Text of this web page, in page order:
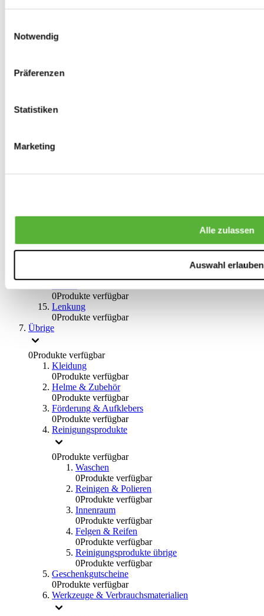
Notwendig
Präferenzen
Statistiken
Marketing
Alle zulassen
Auswahl erlauben
Bremsen
Handbremsen
0Produkte verfügbar
0Produkte verfügbar
Lenkung
0Produkte verfügbar
Übrige
0Produkte verfügbar
Kleidung
0Produkte verfügbar
Helme & Zubehör
0Produkte verfügbar
Förderung & Aufklebers
0Produkte verfügbar
Reinigungsprodukte
0Produkte verfügbar
Waschen
0Produkte verfügbar
Reinigen & Polieren
0Produkte verfügbar
Innenraum
0Produkte verfügbar
Felgen & Reifen
0Produkte verfügbar
Reinigungsprodukte übrige
0Produkte verfügbar
Geschenkgutscheine
0Produkte verfügbar
Werkzeuge & Verbrauchsmaterialien